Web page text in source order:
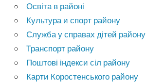
Освіта в районі
Культура и спорт району
Служба у справах дітей району
Транспорт району
Поштові індекси сіл району
Карти Коростенського району